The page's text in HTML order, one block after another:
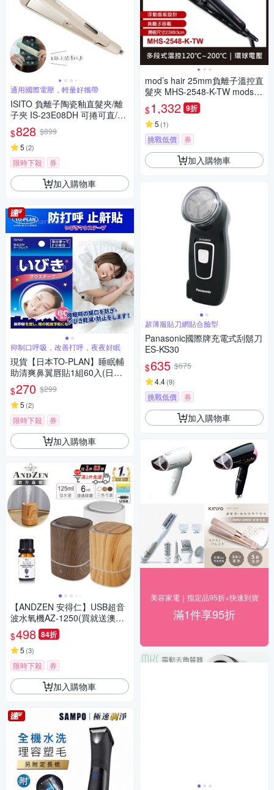
通用國際電壓，輕量好攜帶
ISITO 負離子陶瓷釉直髮夾/離
子夾 IS-23E08DH 可捲可直/國
際電壓
$828 $899
5 (2)
限時下殺 券
加入購物車
抑制口呼吸，改善打呼，夜夜好眠
現貨【日本TO-PLAN】睡眠輔
助清爽鼻翼唇貼1組60入(日本
原裝進口/抑制口呼吸)
$270 $299
5 (2)
限時下殺 券
加入購物車
【ANDZEN 安得仁】USB超音
波水氧機AZ-1250(買就送澳洲
精油10mlx1瓶/薰香機/加濕器/
香氛機/擴香機/負離子)
$498 84折
5 (3)
限時下殺 券
加入購物車
mod’s hair 25mm負離子溫控直
髮夾 MHS-2548-K-TW mods h
air
$1,332 9折
5 (1)
挑戰低價 券
加入購物車
超薄服貼刀網貼合臉型
Panasonic國際牌充電式刮鬍刀
ES-KS30
$635 $675
4.4(9)
挑戰低價 券
加入購物車
美容家電｜指定品95折+快速到貨
滿1件享95折